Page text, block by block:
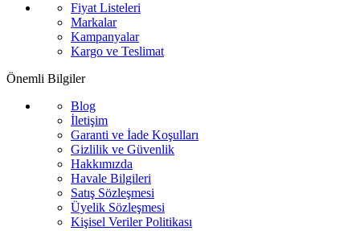
Fiyat Listeleri
Markalar
Kampanyalar
Kargo ve Teslimat
Önemli Bilgiler
Blog
İletişim
Garanti ve İade Koşulları
Gizlilik ve Güvenlik
Hakkımızda
Havale Bilgileri
Satış Sözleşmesi
Üyelik Sözleşmesi
Kişisel Veriler Politikası